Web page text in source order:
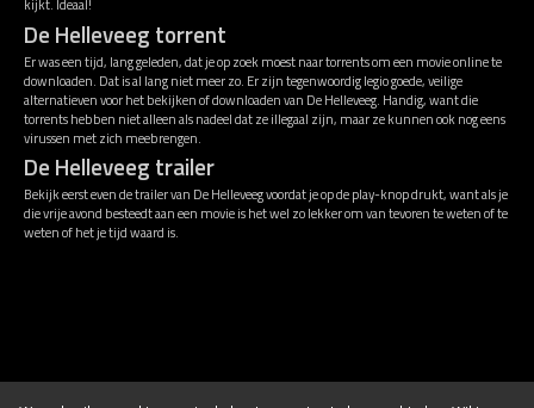
kijkt. Ideaal!
De Helleveeg torrent
Er was een tijd, lang geleden, dat je op zoek moest naar torrents om een movie online te
downloaden. Dat is al lang niet meer zo. Er zijn tegenwoordig legio goede, veilige
alternatieven voor het bekijken of downloaden van De Helleveeg. Handig, want die
torrents hebben niet alleen als nadeel dat ze illegaal zijn, maar ze kunnen ook nog eens
virussen met zich meebrengen.
De Helleveeg trailer
Bekijk eerst even de trailer van De Helleveeg voordat je op de play-knop drukt, want als je
die vrije avond besteedt aan een movie is het wel zo lekker om van tevoren te weten of te
weten of het je tijd waard is.
Disclaimer Algemene voorwaarden